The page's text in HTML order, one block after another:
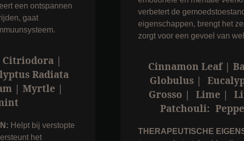
een ontspannen
gaat
Citriodora |
Radiata
| Myrtle |
Helpt bij verstopte
het
verbetert de
eigenschappen, brengt het
zorgt voor een gevoel van
Cinnamon Leaf |
Globulus |
Grosso | Lime |
Patchouli:
THERAPEUTISCHE